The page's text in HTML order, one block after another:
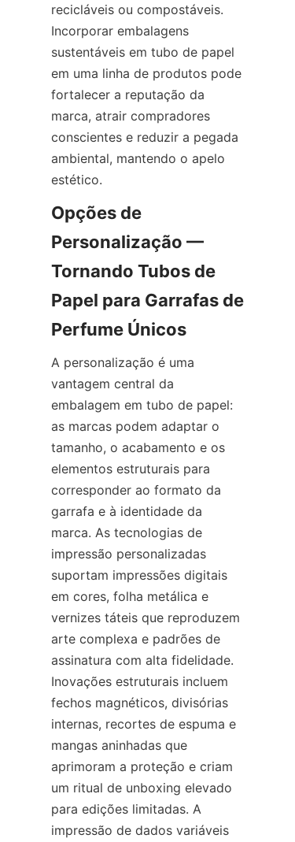
recicláveis ou compostáveis.
Incorporar embalagens
sustentáveis em tubo de papel
em uma linha de produtos pode
fortalecer a reputação da
marca, atrair compradores
conscientes e reduzir a pegada
ambiental, mantendo o apelo
estético.
Opções de
Personalização —
Tornando Tubos de
Papel para Garrafas de
A personalização é uma
vantagem central da
embalagem em tubo de papel:
as marcas podem adaptar o
tamanho, o acabamento e os
elementos estruturais para
corresponder ao formato da
garrafa e à identidade da
marca. As tecnologias de
impressão personalizadas
suportam impressões digitais
em cores, folha metálica e
vernizes táteis que reproduzem
arte complexa e padrões de
assinatura com alta fidelidade.
Inovações estruturais incluem
fechos magnéticos, divisórias
internas, recortes de espuma e
mangas aninhadas que
aprimoram a proteção e criam
um ritual de unboxing elevado
para edições limitadas. A
impressão de dados variáveis